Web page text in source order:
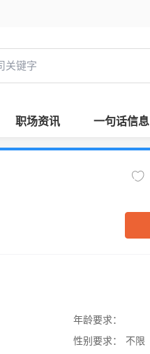
职场资讯 一句话信息
年龄要求：
性别要求：
不限